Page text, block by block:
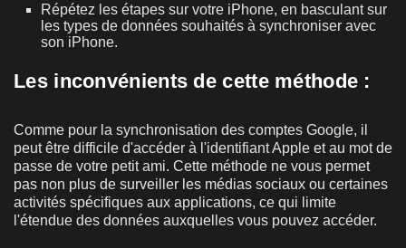
Répétez les étapes sur votre iPhone, en basculant sur
les types de données souhaités à synchroniser avec
son iPhone.
Les inconvénients de cette méthode :
Comme pour la synchronisation des comptes Google, il
peut être difficile d'accéder à l'identifiant Apple et au mot de
passe de votre petit ami. Cette méthode ne vous permet
pas non plus de surveiller les médias sociaux ou certaines
activités spécifiques aux applications, ce qui limite
l'étendue des données auxquelles vous pouvez accéder.